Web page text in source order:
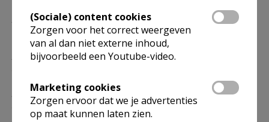
19.00 Eucharistie
19.00 Eucharistie
27/02
19.00 Eucharistie
(Sociale) content cookies
Zorgen voor het correct weergeven
van al dan niet externe inhoud,
bijvoorbeeld een Youtube-video.
Marketing cookies
Zorgen ervoor dat we je advertenties
op maat kunnen laten zien.